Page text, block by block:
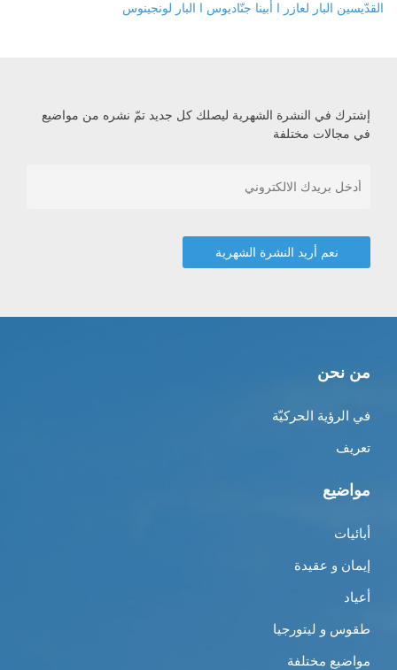
القدّيسين البار لعازر ا أبينا جنّاديوس ا البار لونجينوس
إشترك في النشرة الشهرية ليصلك كل جديد تمّ نشره من مواضيع
في مجالات مختلفة
من نحن
في الرؤية الحركيّة
تعريف
مواضيع
أبائيات
إيمان و عقيدة
أعياد
طقوس و ليتورجيا
مواضيع مختلفة